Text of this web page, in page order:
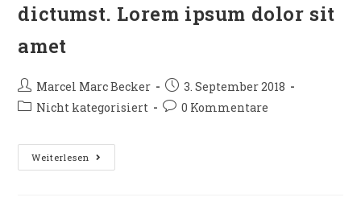
dictumst. Lorem ipsum dolor sit
amet
Marcel Marc Becker
3. September 2018
Nicht kategorisiert
0 Kommentare
Weiterlesen